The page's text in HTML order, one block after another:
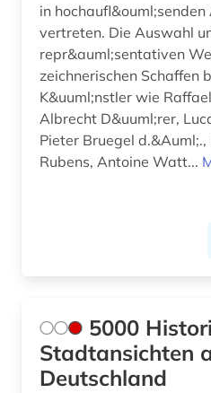
designer (1)
designerin (1)
deutsche literatur (2)
deutschland (1)
deutschland &lt (1)
in
vertreten. Die Auswahl
repr&auml;sentativen
zeichnerischen Schaffen
K&uuml;nstler wie
Albrecht D&uuml;rer,
Pieter Bruegel
Rubens, Antoine Watt...
5000
Stadtansichten
Deutschland